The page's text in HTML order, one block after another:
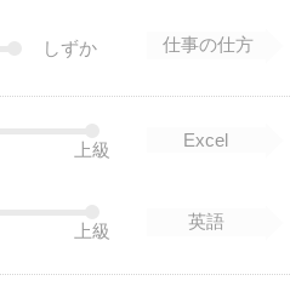
しずか 仕事の仕方
上級 Excel
上級 英語